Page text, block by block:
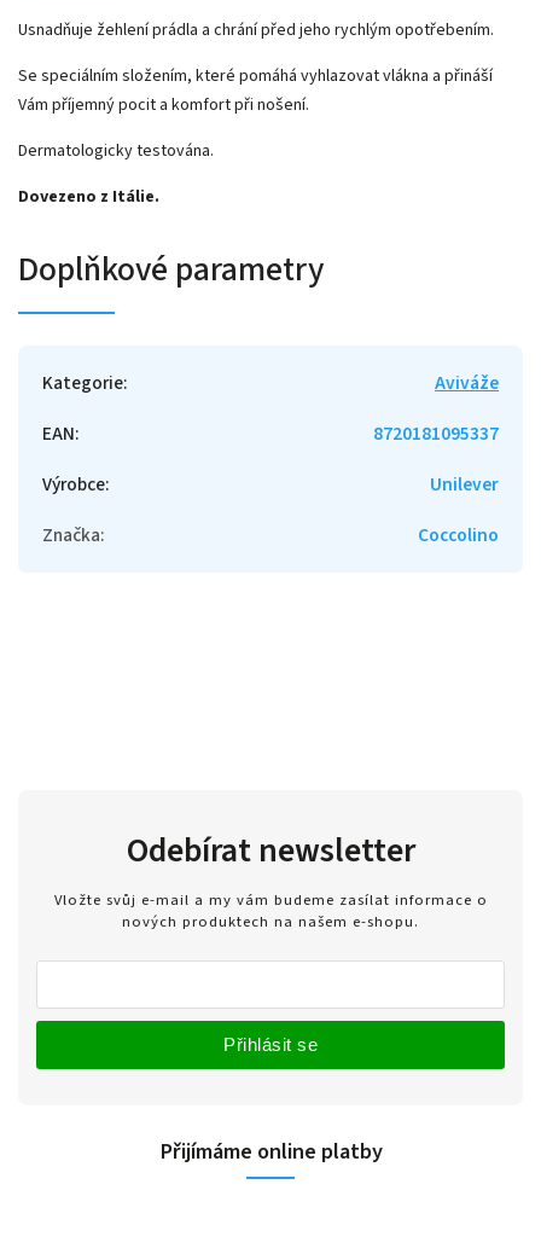
Usnadňuje žehlení prádla a chrání před jeho rychlým opotřebením.
Se speciálním složením, které pomáhá vyhlazovat vlákna a přináší
Vám příjemný pocit a komfort při nošení.
Dermatologicky testována.
Dovezeno z Itálie.
Doplňkové parametry
Kategorie:
Aviváže
EAN:
8720181095337
Výrobce:
Unilever
Značka: Coccolino
Odebírat newsletter
Vložte svůj e-mail a my vám budeme zasílat informace o
nových produktech na našem e-shopu.
Přihlásit se
Přijímáme online platby